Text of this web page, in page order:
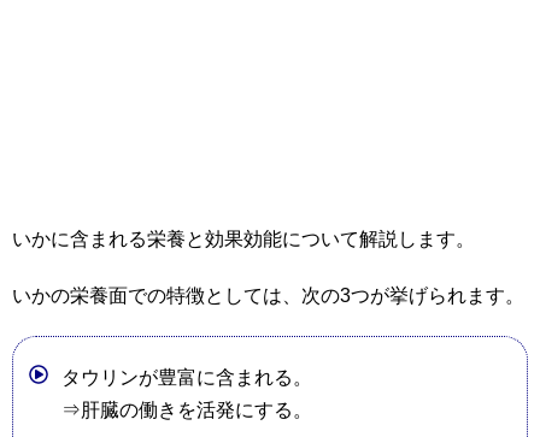
いかに含まれる栄養と効果効能について解説します。
いかの栄養面での特徴としては、次の3つが挙げられます。
タウリンが豊富に含まれる。
⇒肝臓の働きを活発にする。